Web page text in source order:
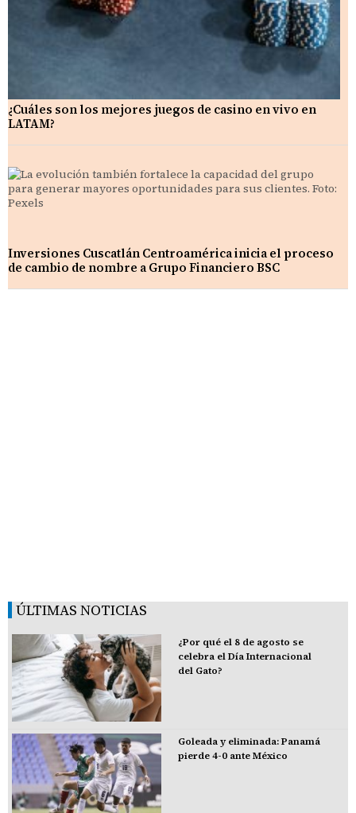
¿Cuáles son los mejores juegos de casino en vivo en
LATAM?
Inversiones Cuscatlán Centroamérica inicia el proceso
de cambio de nombre a Grupo Financiero BSC
ÚLTIMAS NOTICIAS
¿Por qué el 8 de agosto se
celebra el Día Internacional
del Gato?
Goleada y eliminada: Panamá
pierde 4-0 ante México